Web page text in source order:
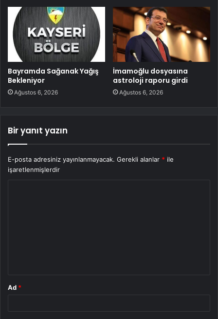
Bayramda Sağanak Yağış
Bekleniyor
Ağustos 6, 2026
İmamoğlu dosyasına
astroloji raporu girdi
Ağustos 6, 2026
Bir yanıt yazın
E-posta adresiniz yayınlanmayacak. Gerekli alanlar * ile
işaretlenmişlerdir
Ad *